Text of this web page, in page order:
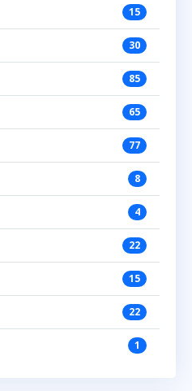
15
30
85
65
77
8
4
22
15
22
1